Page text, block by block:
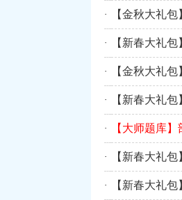
· 【金秋大礼
· 【新春大礼
· 【金秋大礼
· 【新春大礼
· 【大师题库
· 【新春大礼
· 【新春大礼